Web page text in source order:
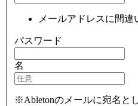
メールアドレスに間違
パスワード
名
※Abletonのメールに宛名と